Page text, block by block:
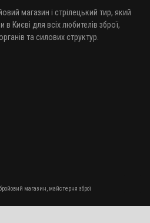
магазин і стрілецький тир, який
в Києві для всіх любителів зброї,
та силових структур.
магазин, майстерня зброї